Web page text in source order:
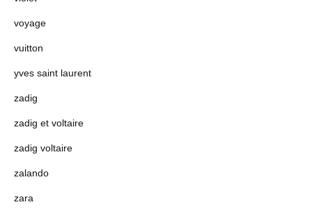
voyage
vuitton
yves saint laurent
zadig
zadig et voltaire
zadig voltaire
zalando
zara